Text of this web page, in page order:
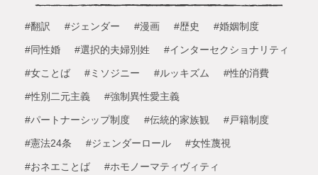
#翻訳 #ジェンダー #漫画 #歴史 #婚姻制度
#同性婚 #選択的夫婦別姓 #インターセクショナリティ
#女ことば #ミソジニー #ルッキズム #性的消費
#性別二元主義 #強制異性愛主義
#パートナーシップ制度 #伝統的家族観 #戸籍制度
#憲法24条 #ジェンダーロール #女性蔑視
#おネエことば #ホモノーマティヴィティ